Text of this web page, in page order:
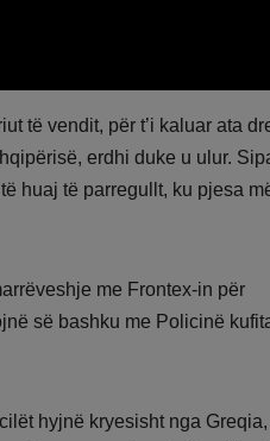
të vendit, për t’i kaluar ata
erdhi duke u ulur.
huaj të parregullt, ku pjesa
me Frontex-in për
së bashku me Policinë
hyjnë kryesisht nga